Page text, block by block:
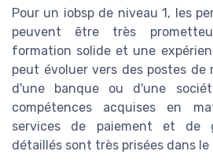
Pour un iobsp de niveau 1, les
peuvent être très
formation solide et une
peut évoluer vers des postes de
d'une banque ou d'une
compétences acquises en
services de paiement et de
détaillés sont très prisées dans